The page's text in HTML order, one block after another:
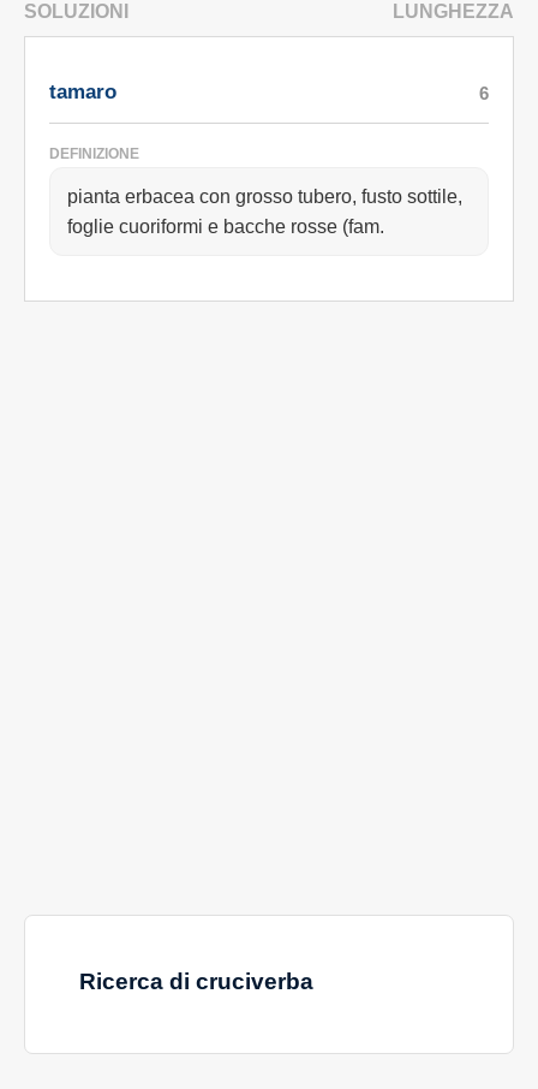
SOLUZIONI LUNGHEZZA
tamaro
DEFINIZIONE
pianta erbacea con grosso tubero, fusto sottile,
foglie cuoriformi e bacche rosse (fam.
6
Ricerca di cruciverba